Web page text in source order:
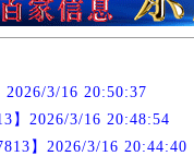
2026/3/16 20:50:37
】2026/3/16 20:48:54
7813】2026/3/16 20:44:40